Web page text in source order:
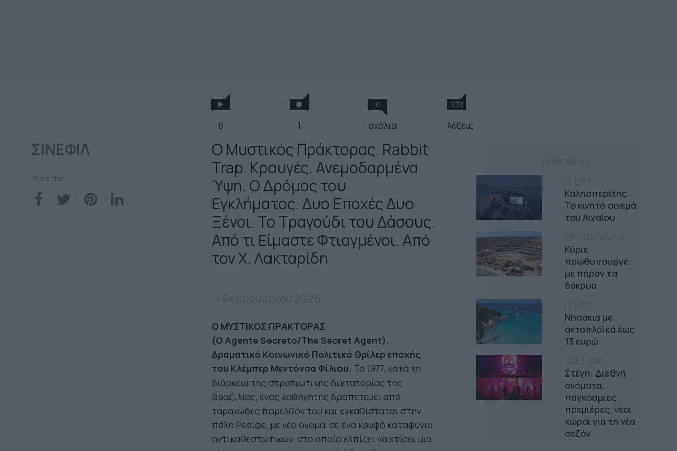
8 1
0
σχόλια
1638
λέξεις
ΣΙΝΕΦΙΛ
Share this
Καλησπερίτης:
Το κινητό σινεμά
του Αιγαίου
Κύριε
πρωθυπουργέ,
με πήραν τα
δάκρυα
Νησάκια με
ακτοπλοϊκά έως
13 ευρώ
Στέγη: Διεθνή
ονόματα,
παγκόσμιες
πρεμιέρες, νέοι
χώροι για τη νέα
σεζόν
Ο Μυστικός Πράκτορας. Rabbit
Trap. Κραυγές. Ανεμοδαρμένα
Ύψη. Ο Δρόμος του
Εγκλήματος. Δυο Εποχές Δυο
Ξένοι. Το Τραγούδι του Δάσους.
Από τι Είμαστε Φτιαγμένοι. Από
τον Χ. Λακταρίδη
Ο ΜΥΣΤΙΚΟΣ ΠΡΑΚΤΟΡΑΣ
(O Agente Secreto/The Secret Agent).
Δραματικό Κοινωνικό Πολιτικό Θρίλερ εποχής
του Κλέμπερ Μεντόνσα Φίλιου. Το 1977, κατά τη
διάρκεια της στρατιωτικής δικτατορίας της
Βραζιλίας, ένας καθηγητής δραπετεύει από
ταραχώδες παρελθόν του και εγκαθίσταται στην
πόλη Ρεσίφε, με νέο όνομα, σε ένα κρυφό καταφύγιο
αντικαθεστωτικών, στο οποίο ελπίζει να χτίσει μια